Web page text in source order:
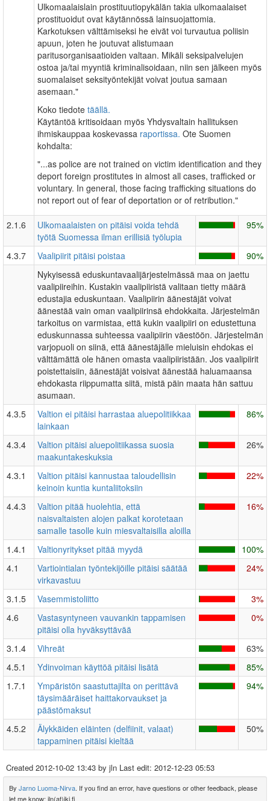
Ulkomaalaislain prostituutiopykälän takia ulkomaalaiset
prostituoidut ovat käytännössä lainsuojattomia.
Karkotuksen välttämiseksi he eivät voi turvautua poliisin
apuun, joten he joutuvat alistumaan
paritusorganisaatioiden valtaan. Mikäli seksipalvelujen
ostoa ja/tai myyntiä kriminalisoidaan, niin sen jälkeen myös
suomalaiset seksityöntekijät voivat joutua samaan
asemaan."
Koko tiedote täällä.
Käytäntöä kritisoidaan myös Yhdysvaltain hallituksen
ihmiskauppaa koskevassa raportissa. Ote Suomen
kohdalta:
"...as police are not trained on victim identification and they
deport foreign prostitutes in almost all cases, trafficked or
voluntary. In general, those facing trafficking situations do
not report out of fear of deportation or of retribution."
2.1.6
Ulkomaalaisten on pitäisi voida tehdä
työtä Suomessa ilman erillisiä työlupia
95%
4.3.7 Vaalipiirit pitäisi poistaa
90%
Nykyisessä eduskuntavaalijärjestelmässä maa on jaettu
vaalipiireihin. Kustakin vaalipiiristä valitaan tietty määrä
edustajia eduskuntaan. Vaalipiirin äänestäjät voivat
äänestää vain oman vaalipiirinsä ehdokkaita. Järjestelmän
tarkoitus on varmistaa, että kukin vaalipiiri on edustettuna
eduskunnassa suhteessa vaalipiirin väestöön. Järjestelmän
varjopuoli on siinä, että äänestäjälle mieluisin ehdokas ei
välttämättä ole hänen omasta vaalipiiristään. Jos vaalipiirit
poistettaisiin, äänestäjät voisivat äänestää haluamaansa
ehdokasta riippumatta siitä, mistä päin maata hän sattuu
asumaan.
4.3.5
Valtion ei pitäisi harrastaa aluepolitiikkaa
lainkaan
86%
4.3.4
Valtion pitäisi aluepolitiikassa suosia
maakuntakeskuksia
26%
4.3.1
Valtion pitäisi kannustaa taloudellisin
keinoin kuntia kuntaliitoksiin
22%
4.4.3
Valtion pitää huolehtia, että
naisvaltaisten alojen palkat korotetaan
samalle tasolle kuin miesvaltaisilla aloilla
16%
1.4.1 Valtionyritykset pitää myydä
100%
4.1
Vartiointialan työntekijöille pitäisi säätää
virkavastuu
24%
3.1.5 Vasemmistoliitto
3%
4.6
Vastasyntyneen vauvankin tappamisen
pitäisi olla hyväksyttävää
0%
3.1.4 Vihreät
63%
4.5.1
Ydinvoiman käyttöä pitäisi lisätä
85%
1.7.1
Ympäristön saastuttajilta on perittävä
täysimääräiset haittakorvaukset ja
päästömaksut
94%
4.5.2
Älykkäiden eläinten (delfiinit, valaat)
tappaminen pitäisi kieltää
50%
Created 2012-10-02 13:43 by jln Last edit: 2012-12-23 05:53
By Jarno Luoma-Nirva. If you find an error, have questions or other feedback, please
let me know: jln(at)iki.fi